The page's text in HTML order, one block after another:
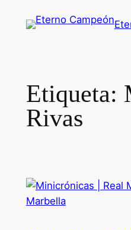
Etiqueta:
Rivas